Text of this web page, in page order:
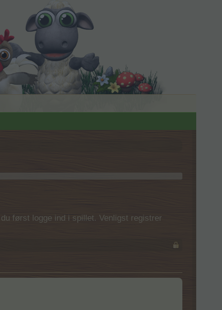
først logge ind i spillet. Venligst registrer